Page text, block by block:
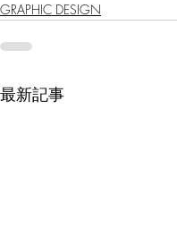
GRAPHIC DESIGN
最新記事